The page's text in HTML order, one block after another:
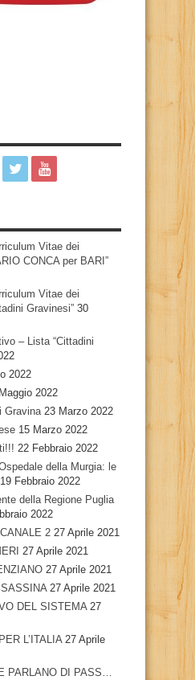
Vitae dei
CONCA per BARI”
Vitae dei
Gravinesi” 30
– Lista “Cittadini
2022
2022
Gravina 23 Marzo 2022
15 Marzo 2022
22 Febbraio 2022
della Murgia: le
19 Febbraio 2022
della Regione Puglia
2022
2 27 Aprile 2021
27 Aprile 2021
27 Aprile 2021
27 Aprile 2021
DEL SISTEMA 27
L’ITALIA 27 Aprile
PARLANO DI PASS…